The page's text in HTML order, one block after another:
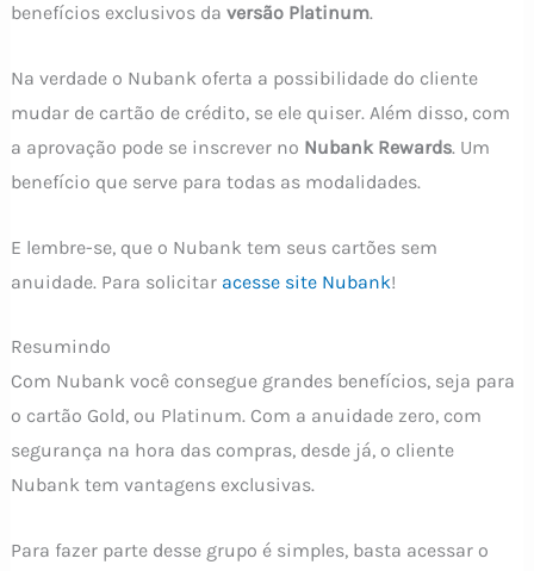
benefícios exclusivos da versão Platinum.
Na verdade o Nubank oferta a possibilidade do cliente
mudar de cartão de crédito, se ele quiser. Além disso, com
a aprovação pode se inscrever no Nubank Rewards. Um
benefício que serve para todas as modalidades.
E lembre-se, que o Nubank tem seus cartões sem
anuidade. Para solicitar acesse site Nubank!
Resumindo
Com Nubank você consegue grandes benefícios, seja para
o cartão Gold, ou Platinum. Com a anuidade zero, com
segurança na hora das compras, desde já, o cliente
Nubank tem vantagens exclusivas.
Para fazer parte desse grupo é simples, basta acessar o